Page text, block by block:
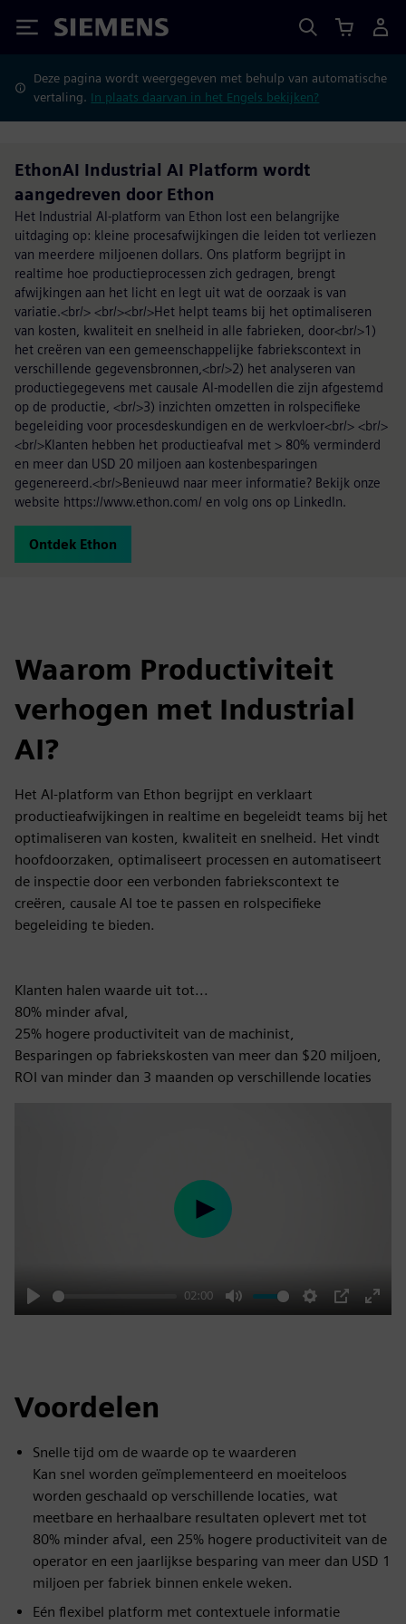
Siemens
Deze pagina wordt weergegeven met behulp van automatische
vertaling. In plaats daarvan in het Engels bekijken?
EthonAI Industrial AI Platform wordt
aangedreven door Ethon
Het Industrial AI-platform van Ethon lost een belangrijke
uitdaging op: kleine procesafwijkingen die leiden tot verliezen
van meerdere miljoenen dollars. Ons platform begrijpt in
realtime hoe productieprocessen zich gedragen, brengt
afwijkingen aan het licht en legt uit wat de oorzaak is van
variatie.<br/> <br/><br/>Het helpt teams bij het optimaliseren
van kosten, kwaliteit en snelheid in alle fabrieken, door<br/>1)
het creëren van een gemeenschappelijke fabriekscontext in
verschillende gegevensbronnen,<br/>2) het analyseren van
productiegegevens met causale AI-modellen die zijn afgestemd
op de productie, <br/>3) inzichten omzetten in rolspecifieke
begeleiding voor procesdeskundigen en de werkvloer<br/> <br/>
<br/>Klanten hebben het productieafval met > 80% verminderd
en meer dan USD 20 miljoen aan kostenbesparingen
gegenereerd.<br/>Benieuwd naar meer informatie? Bekijk onze
website https://www.ethon.com/ en volg ons op LinkedIn.
Ontdek Ethon
Waarom Productiviteit
verhogen met Industrial
AI?
Het AI-platform van Ethon begrijpt en verklaart
productieafwijkingen in realtime en begeleidt teams bij het
optimaliseren van kosten, kwaliteit en snelheid. Het vindt
hoofdoorzaken, optimaliseert processen en automatiseert
de inspectie door een verbonden fabriekscontext te
creëren, causale AI toe te passen en rolspecifieke
begeleiding te bieden.
Klanten halen waarde uit tot...
80% minder afval,
25% hogere productiviteit van de machinist,
Besparingen op fabriekskosten van meer dan $20 miljoen,
ROI van minder dan 3 maanden op verschillende locaties
Play
02:00
Mute Settings
PIP
Enter
Play
Voordelen
Snelle tijd om de waarde op te waarderen
Kan snel worden geïmplementeerd en moeiteloos
worden geschaald op verschillende locaties, wat
meetbare en herhaalbare resultaten oplevert met tot
80% minder afval, een 25% hogere productiviteit van de
operator en een jaarlijkse besparing van meer dan USD 1
miljoen per fabriek binnen enkele weken.
Eén flexibel platform met contextuele informatie